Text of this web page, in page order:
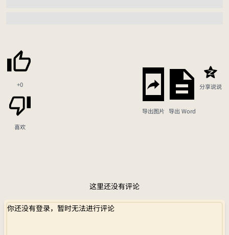
+0
喜欢
导出图片 导出 Word
分享说说
这里还没有评论
你还没有登录，暂时无法进行评论